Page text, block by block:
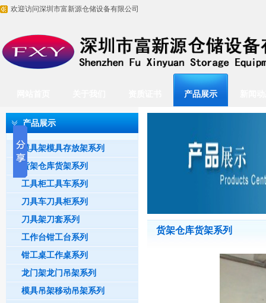
欢迎访问深圳市富新源仓储设备有限公司
产品展示
产品展示
模具架模具存放架系列
货架仓库货架系列
工具柜工具车系列
刀具车刀具柜系列
刀具架刀套系列
工作台钳工台系列
钳工桌工作桌系列
龙门架龙门吊架系列
模具吊架移动吊架系列
货架仓库货架系列